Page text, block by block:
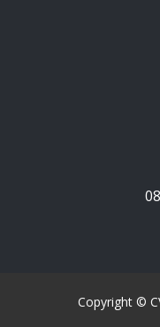
Copyright ©